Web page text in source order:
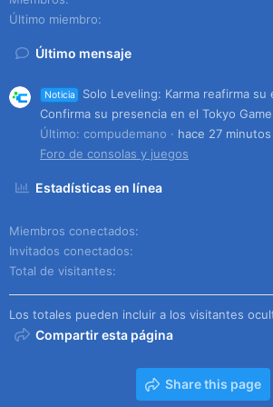
Último miembro
Último mensaje
Noticia
Solo Leveling: Karma reafirma
Confirma su presencia en el Tokyo
Último: compudemano
hace 27 minutos
Foro de consolas y juegos
Estadísticas en línea
Miembros conectados
Invitados conectados
Total de visitantes
Los totales pueden incluir a los visitantes
Compartir esta página
Share this page